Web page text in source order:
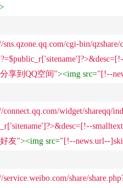
>
sns.qzone.qq.com/cgi-bin/
享到QQ空间"><img src="[!--
connect.qq.com/widget/
友"><img src="[!--news.url--
service.weibo.com/share/